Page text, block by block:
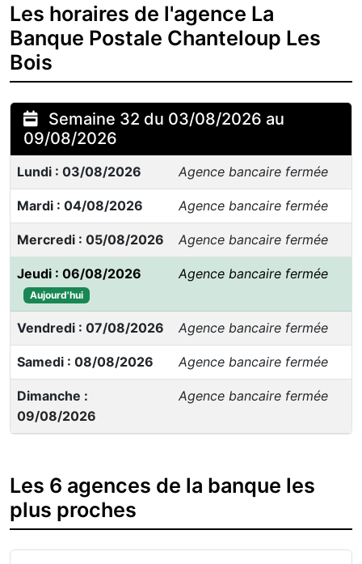
Les horaires de l'agence La
Banque Postale Chanteloup Les
Bois
Semaine 32 du 03/08/2026 au
09/08/2026
Lundi : 03/08/2026 Agence bancaire fermée
Mardi : 04/08/2026 Agence bancaire fermée
Mercredi : 05/08/2026 Agence bancaire fermée
Jeudi : 06/08/2026
Aujourd'hui
Agence bancaire fermée
Vendredi : 07/08/2026 Agence bancaire fermée
Samedi : 08/08/2026 Agence bancaire fermée
Dimanche :
09/08/2026
Agence bancaire fermée
Les 6 agences de la banque les
plus proches